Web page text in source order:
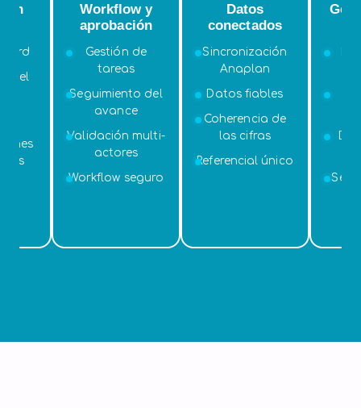
Workflow y
aprobación
Gestión de
tareas
Seguimiento del
avance
Validación multi-
actores
Workflow seguro
Datos
conectados
Sincronización
Anaplan
Datos fiables
Coherencia de
las cifras
Referencial único